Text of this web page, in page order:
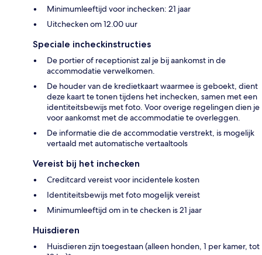
Minimumleeftijd voor inchecken: 21 jaar
Uitchecken om 12.00 uur
Speciale incheckinstructies
De portier of receptionist zal je bij aankomst in de
accommodatie verwelkomen.
De houder van de kredietkaart waarmee is geboekt, dient
deze kaart te tonen tijdens het inchecken, samen met een
identiteitsbewijs met foto. Voor overige regelingen dien je
voor aankomst met de accommodatie te overleggen.
De informatie die de accommodatie verstrekt, is mogelijk
vertaald met automatische vertaaltools
Vereist bij het inchecken
Creditcard vereist voor incidentele kosten
Identiteitsbewijs met foto mogelijk vereist
Minimumleeftijd om in te checken is 21 jaar
Huisdieren
Huisdieren zijn toegestaan (alleen honden, 1 per kamer, tot